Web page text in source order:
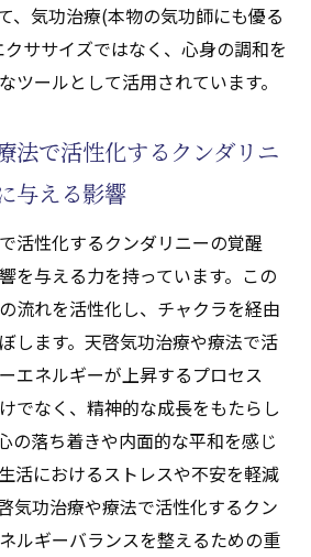
天啓気療)と天啓気功治療や療法
チャクラの統合
気功治療(本物の気功師にも優る
果的なエクササイズ
する気功治療(本物の気功師に
療や療法で活性化するクンダリ
力の関連性
物の気功師にも優る天啓気療)を
力アップのためのエクササイズ
役立つ天啓気功治療や療法で活
ンダリニーの実践法
療や療法で活性化するクンダリ
クラ覚醒で免疫力を強化するた
慣
、気功治療(本物の気功師にも優る
ササイズではなく、心身の調和を
ツールとして活用されています。
法で活性化するクンダリニ
与える影響
活性化するクンダリニーの覚醒
を与える力を持っています。この
流れを活性化し、チャクラを経由
します。天啓気功治療や療法で活
エネルギーが上昇するプロセス
でなく、精神的な成長をもたらし
の落ち着きや内面的な平和を感じ
活におけるストレスや不安を軽減
気功治療や療法で活性化するクン
ルギーバランスを整えるための重